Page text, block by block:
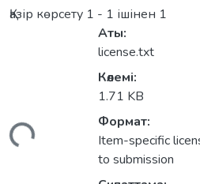
Қазір көрсету 1 - 1 ішінен 1
Аты:
license.txt
Көлемі:
1.71 KB
Формат:
Item-specific
to submission